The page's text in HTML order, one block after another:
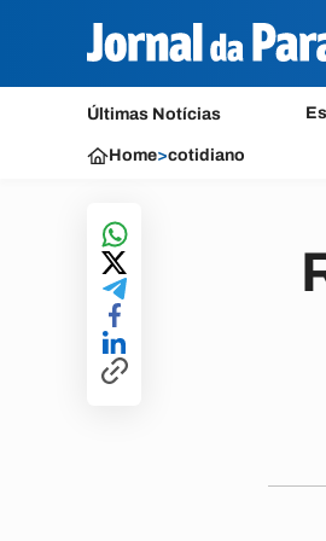
Últimas Notícias
Home>cotidiano